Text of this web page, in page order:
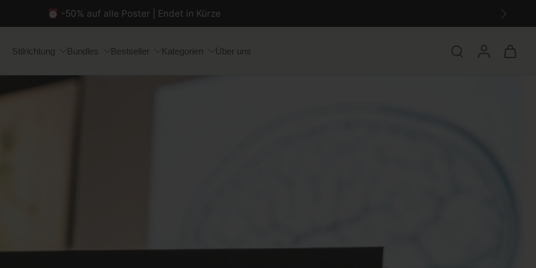
⏰ -50% auf alle Poster | Endet in Kürze
Stilrichtung Bundles Bestseller Kategorien Über uns